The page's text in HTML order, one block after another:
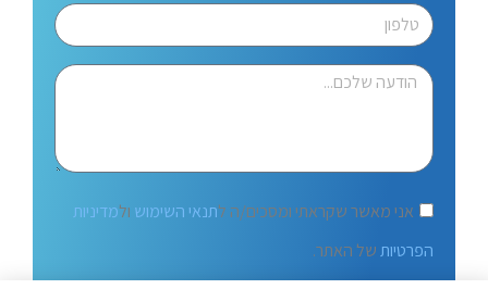
אני מאשר שקראתי ומסכים/ה לתנאי השימוש ולמדיניות
הפרטיותשל האתר.